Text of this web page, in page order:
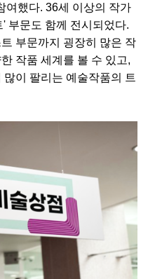
여했다. 36세 이상의 작가
부문도 함께 전시되었다.
부문까지 굉장히 많은 작
작품 세계를 볼 수 있고,
이 팔리는 예술작품의 트